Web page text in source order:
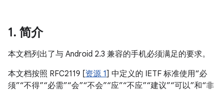
1. 简介
本文档列出了与 Android 2.3 兼容的手机必须满足的要求。
本文档按照 RFC2119 [资源 1] 中定义的 IETF 标准使用“必
须”“不得”“必需”“会”“不会”“应”“不应”“建议”“可以”和“非